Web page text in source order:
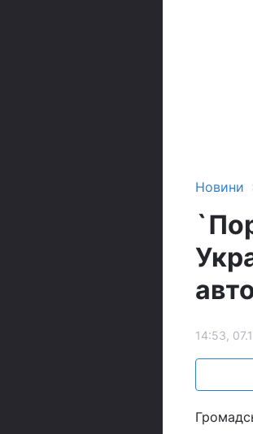
Новини
14:53,